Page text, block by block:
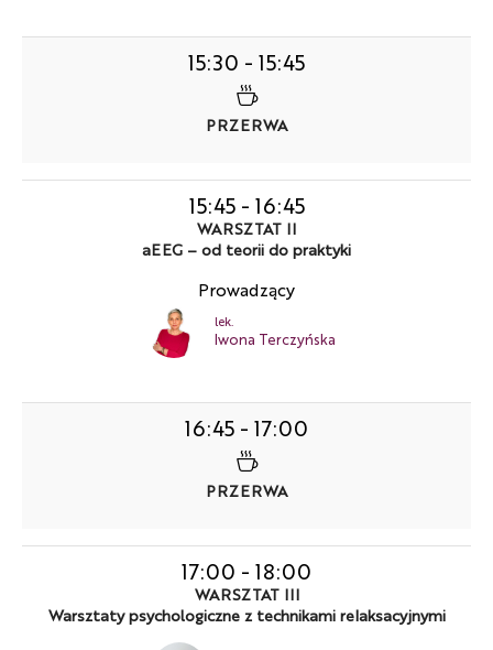
15:30 - 15:45
PRZERWA
15:45- 16:45
WARSZTAT II
aEEG – od teorii do praktyki
Prowadzący
lek.
Iwona Terczyńska
16:45 - 17:00
PRZERWA
17:00 - 18:00
WARSZTAT III
Warsztaty psychologiczne z technikami relaksacyjnymi